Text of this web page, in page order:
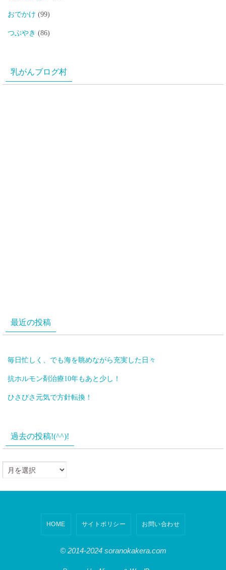
おでかけ (99)
つぶやき (86)
乳がんブログ村
最近の投稿
毎日忙しく、でも海を眺めながら充実した日々
抗ホルモン剤治療10年もあと少し！
ひさびさ元気で方針転換！
過去の投稿!(^^)!
HOME サイトポリシー お問い合わせ
© 2014-2024 soranokakera.com